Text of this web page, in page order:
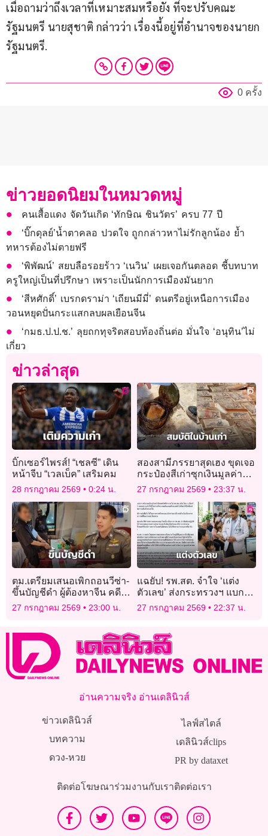
เมื่อถามว่าถึงเวลาที่เหมาะสมหรือยัง ที่จะปรับคณะ
รัฐมนตรี นายสุชาติ กล่าวว่า เรื่องนี้อยู่ที่อำนาจของนายก
รัฐมนตรี.
0 ครั้ง
ข่าวยอดนิยมในหมวดหมู่
คนเสื้อแดง จัดวันเกิด ‘ทักษิณ ชินวัตร’ ครบ 77 ปี
‘บิ๊กดุลย์’น้ำตาคลอ ปวดใจ ถูกกล่าวหาไม่รักลูกน้อง ย้ำ
ทหารต้องไม่ตายฟรี
‘พิพัฒน์’ สยบลือรอยร้าว ‘เนวิน’ เผยเจอกันตลอด ชี้บทบาท
ครูใหญ่เป็นที่ปรึกษา เพราะเป็นนักการเมืองมันยาก
‘สีหศักดิ์’ เบรกดราม่า ‘เถียนมีมี่’ ดนตรีอยู่เหนือการเมือง
วอนหยุดปั่นกระแสกลบผลเยือนจีน
‘กมธ.ป.ป.ช.’ ลุยถกทุจริตสอบท้องถิ่นต่อ มั่นใจ ‘อนุทิน’ไม่
เกี่ยว
ข่าวล่าสุด
บิ๊กเซอร์ไพรส์! “เชลซี” เดิน
หน้าจีบ “เวลเบ็ค” เสริมคม
28 กรกฎาคม 2569 0:24 น.
สองสามีภรรยาสุดเฮง ขุดเจอ
กระป๋องสีเก่าซุกเงินมูลค่า
เฉียดครึ่งแสน
27 กรกฎาคม 2569 23:37 น.
ตม.เตรียมเสนอเพิกถอนวีซ่า-
ขึ้นบัญชีดำ ผู้ต้องหาจีน คดี
โรงแรมทุนสีเทา
27 กรกฎาคม 2569 23:00 น.
แฉยับ! รพ.สต. จำใจ ‘แต่ง
ตัวเลข’ ส่งกระทรวงฯ แบก
KPI ไม่ไหว โดนขู่ตัดงบ!
27 กรกฎาคม 2569 22:37 น.
อ่านความจริง อ่านเดลินิวส์
ข่าวเดลินิวส์
บทความ
ดวง-หวย
ไลฟ์สไตล์
เดลินิวส์clips
PR by dataxet
ติดต่อโฆษณาร่วมงานกับเราติดต่อเรา